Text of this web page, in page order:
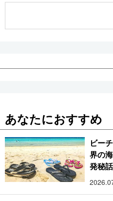
あなたにおすすめ
ビー
界の
発秘話